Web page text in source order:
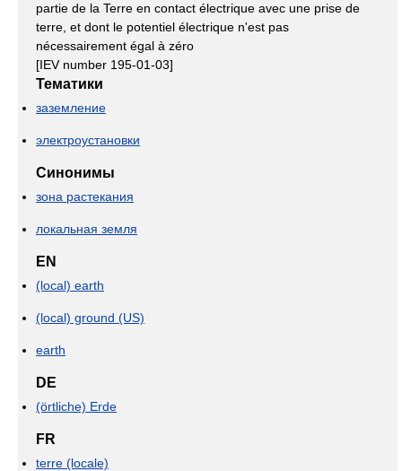
partie de la Terre en contact électrique avec une prise de
terre, et dont le potentiel électrique n'est pas
nécessairement égal à zéro
[IEV number 195-01-03]
Тематики
заземление
электроустановки
Синонимы
зона растекания
локальная земля
EN
(local) earth
(local) ground (US)
earth
DE
(örtliche) Erde
FR
terre (locale)